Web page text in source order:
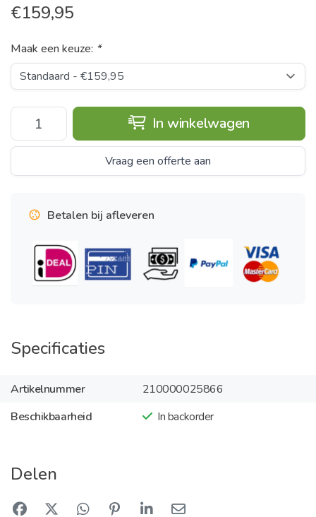
€159,95
Maak een keuze: *
In winkelwagen
Vraag een offerte aan
Betalen bij afleveren
Specificaties
Artikelnummer
210000025866
Beschikbaarheid
In backorder
Delen